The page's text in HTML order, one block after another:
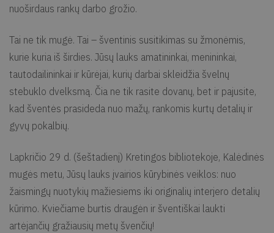
nuoširdaus rankų darbo grožio.
Tai ne tik mugė. Tai – šventinis susitikimas su žmonėmis,
kurie kuria iš širdies. Jūsų lauks amatininkai, menininkai,
tautodailininkai ir kūrėjai, kurių darbai skleidžia švelnų
stebuklo dvelksmą. Čia ne tik rasite dovanų, bet ir pajusite,
kad šventės prasideda nuo mažų, rankomis kurtų detalių ir
gyvų pokalbių.
Lapkričio 29 d. (šeštadienį) Kretingos bibliotekoje, Kalėdinės
mugės metu, Jūsų lauks įvairios kūrybinės veiklos: nuo
žaismingų nuotykių mažiesiems iki originalių interjero detalių
kūrimo. Kviečiame burtis draugėn ir šventiškai laukti
artėjančių gražiausių metų švenčių!